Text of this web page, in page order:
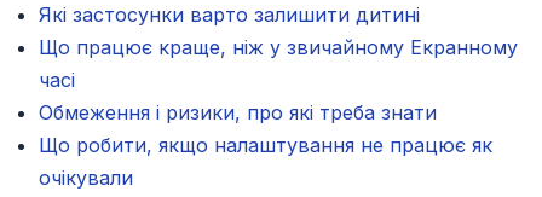
Які застосунки варто залишити дитині
Що працює краще, ніж у звичайному Екранному
часі
Обмеження і ризики, про які треба знати
Що робити, якщо налаштування не працює як
очікували